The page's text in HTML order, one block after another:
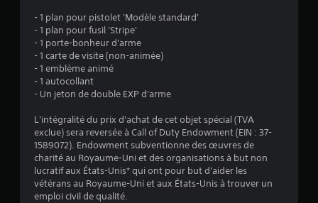
t
o
i
- 1 plan pour pistolet 'Modèle standard'
- 1 plan pour fusil 'Stripe'
- 1 porte-bonheur d'arme
- 1 carte de visite (non-animée)
- 1 emblème animé
- 1 autocollant
- Un jeton de double EXP d'arme
L'intégralité du prix d'achat de cet objet spécial (TVA
exclue) sera reversée à Call of Duty Endowment (EIN : 37-
1589072). Endowment subventionne des œuvres de
charité au Royaume-Uni et des organisations à but non
lucratif aux États-Unis* qui ont pour but d'aider les
vétérans au Royaume-Uni et aux États-Unis à trouver un
emploi civil de qualité.